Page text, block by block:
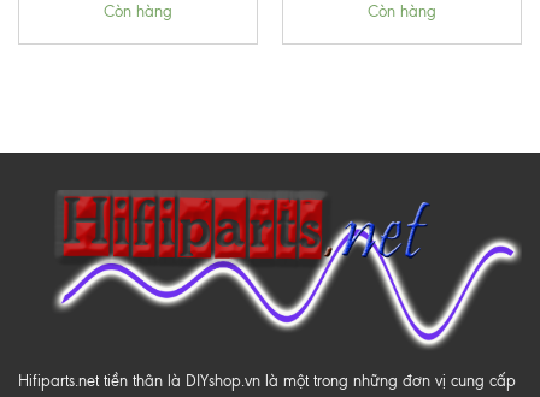
Còn hàng Còn hàng
Hifiparts.net tiền thân là DIYshop.vn là một trong những đơn vị cung cấp